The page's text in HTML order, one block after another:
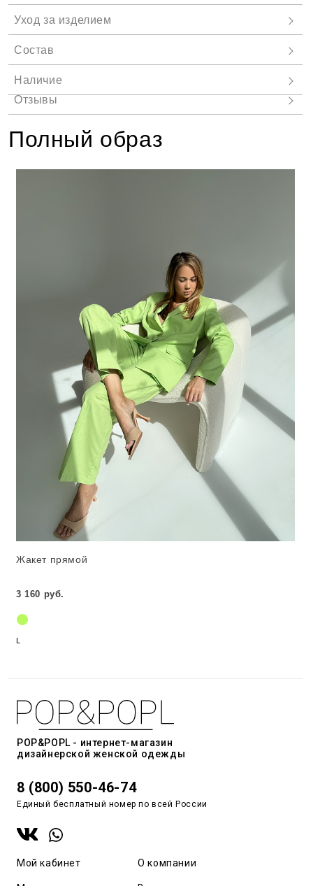
Полный образ
Жакет прямой
3 160 руб.
L
POP&POPL - интернет-магазин
дизайнерской женской одежды
8 (800) 550-46-74
Единый бесплатный номер по всей России
Мой кабинет О компании